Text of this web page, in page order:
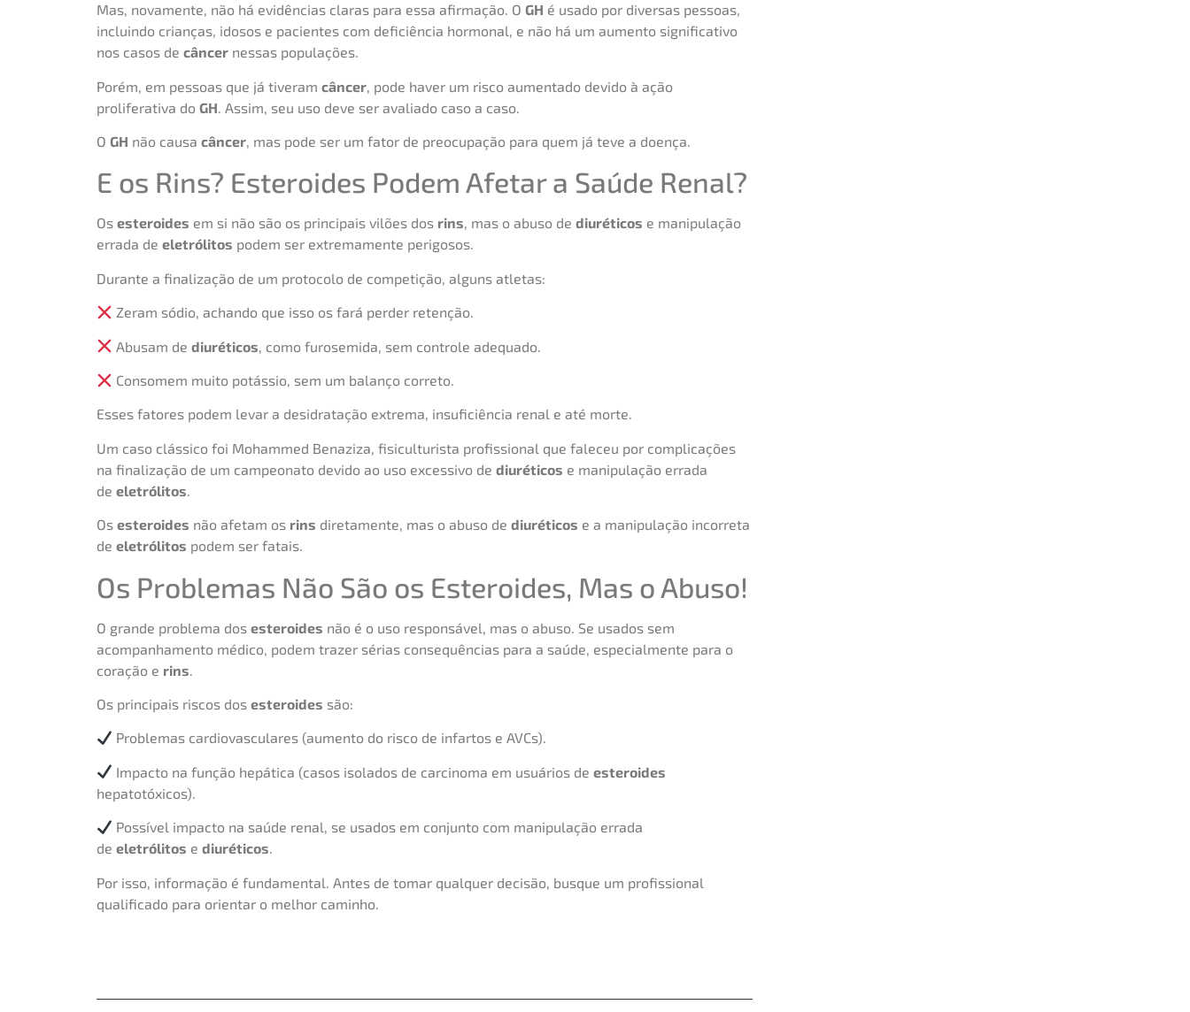
Mas, novamente, não há evidências claras para essa afirmação. O GH é usado por diversas pessoas,
incluindo crianças, idosos e pacientes com deficiência hormonal, e não há um aumento significativo
nos casos de câncernessas populações.
Porém, em pessoas que já tiveram câncer, pode haver um risco aumentado devido à ação
proliferativa do GH . Assim, seu uso deve ser avaliado caso a caso.
O GH não causa câncer, mas pode ser um fator de preocupação para quem já teve a doença.
E os Rins? Esteroides Podem Afetar a Saúde Renal?
Os esteroides em si não são os principais vilões dos rins, mas o abuso de diuréticos e manipulação
errada de eletrólitos podem ser extremamente perigosos.
Durante a finalização de um protocolo de competição, alguns atletas:
Zeram sódio, achando que isso os fará perder retenção.
Abusam de diuréticos , como furosemida, sem controle adequado.
Consomem muito potássio, sem um balanço correto.
Esses fatores podem levar a desidratação extrema, insuficiência renal e até morte.
Um caso clássico foi Mohammed Benaziza, fisiculturista profissional que faleceu por complicações
na finalização de um campeonato devido ao uso excessivo de diuréticos e manipulação errada
de eletrólitos
Os esteroides não afetam os rins diretamente, mas o abuso de diuréticos e a manipulação incorreta
de eletrólitos podem ser fatais.
Os Problemas Não São os Esteroides, Mas o Abuso!
O grande problema dos esteroides não é o uso responsável, mas o abuso. Se usados sem
acompanhamento médico, podem trazer sérias consequências para a saúde, especialmente para o
coração e rins
Os principais riscos dos esteroides são:
Problemas cardiovasculares (aumento do risco de infartos e AVCs).
Impacto na função hepática (casos isolados de carcinoma em usuários de esteroides
hepatotóxicos).
Possível impacto na saúde renal, se usados em conjunto com manipulação errada
de eletrólitos e diuréticos.
Por isso, informação é fundamental. Antes de tomar qualquer decisão, busque um profissional
qualificado para orientar o melhor caminho.